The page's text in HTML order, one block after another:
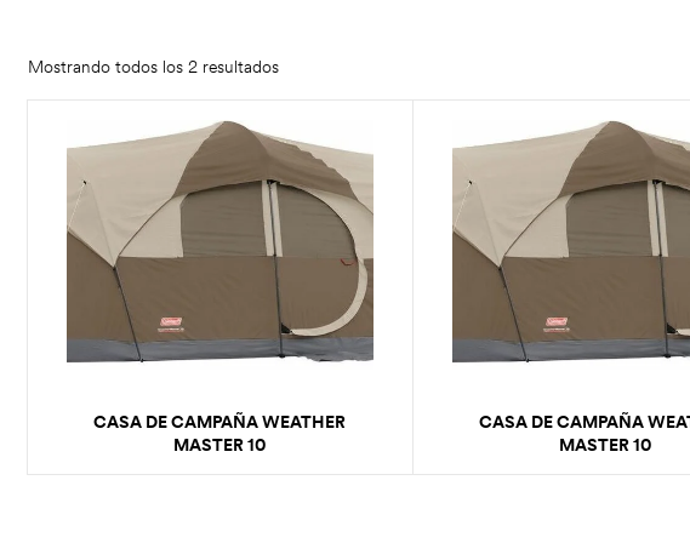
Mostrando todos los 2 resultados
CASA DE CAMPAÑA WEATHER
MASTER 10
CASA DE CAMPAÑA
MASTER 10